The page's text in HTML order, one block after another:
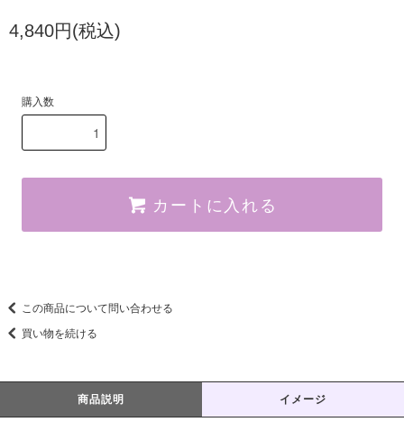
4,840円(税込)
購入数
カートに入れる
この商品について問い合わせる
買い物を続ける
商品説明 イメージ